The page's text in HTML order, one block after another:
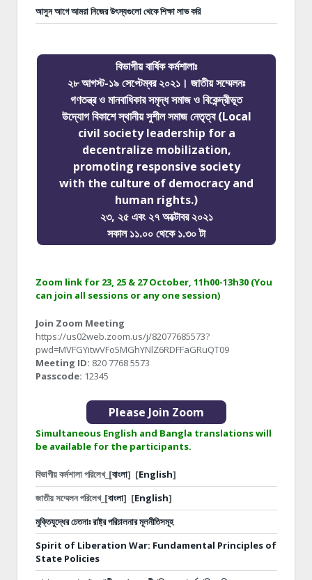
আসুন আগে আমরা নিজের উৎস্যগুলো থেকে শিক্ষা লাভ করি
বিভাগীয় বার্ষিক কর্মশালাঃ
২৮ আগস্ট-১৯ সেপ্টেম্বর ২০২১। জাতীয় সম্মেলনঃ
গণতন্ত্র ও মানবাধিকার সমৃদ্ধ সমাজ ও বিকেন্দ্রীভূত
উদ্যোগ বিকাশে স্থানীয় সুশীল সমাজ নেতৃত্ব (Local
civil society leadership for a
decentralize mobilization,
promoting responsive society
with the culture of democracy and
human rights.)
২৩, ২৫ এবং ২৭ অক্টোবর ২০২১
সকাল ১১.০০ থেকে ১.৩০ টা
Zoom link for 23, 25 & 27 October, 11h00-13h30 (You
can join all sessions or any one session)
Join Zoom Meeting
https://us02web.zoom.us/j/82077685573?
pwd=MVFGYitwVFo5MGhYNlZ6RDFFaGRuQT09
Meeting ID: 820 7768 5573
Passcode: 12345
Please Join Zoom
Simultaneous English and Bangla translations will
be available for the participants.
বিভাগীয় কর্মশালা পরিলেখ_[বাংলা] [English]
জাতীয় সম্মেলন পরিলেখ_[বাংলা] [English]
মুক্তিযুদ্ধের চেতনাঃ রাষ্ট্র পরিচালনার মূলনীতিসমূহ
Spirit of Liberation War: Fundamental Principles of
State Policies